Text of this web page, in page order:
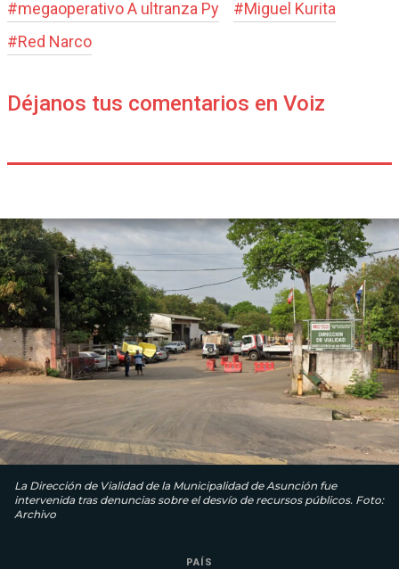
#megaoperativo A ultranza Py #Miguel Kurita
#Red Narco
Déjanos tus comentarios en Voiz
La Dirección de Vialidad de la Municipalidad de Asunción fue
intervenida tras denuncias sobre el desvío de recursos públicos. Foto:
Archivo
PAÍS